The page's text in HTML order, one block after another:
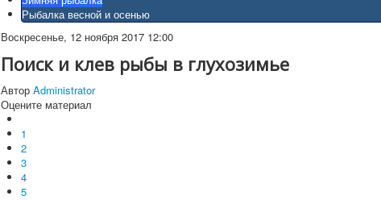
Рыбалка весной и осенью
Воскресенье, 12 ноября 2017 12:00
Поиск и клев рыбы в глухозимье
Автор Administrator
Оцените материал
1
2
3
4
5